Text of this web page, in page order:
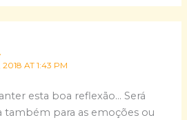
AT 1:43 PM
esta boa reflexão… Será
também para as emoções ou